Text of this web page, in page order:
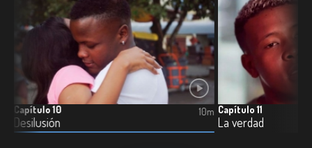
Capítulo 10
Desilusión
10m Capítulo 11
La verdad